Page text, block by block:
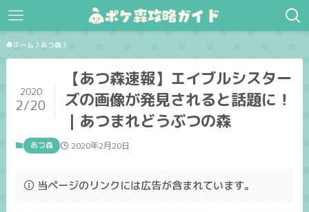
ホーム あつ森
【あつ森速報】エイブルシスター
ズの画像が発見されると話題に！
｜あつまれどうぶつの森
2020
2/20
あつ森 2020年2月20日
当ページのリンクには広告が含まれています。